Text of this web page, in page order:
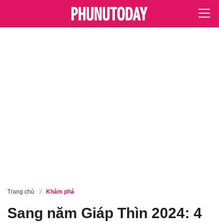
Trang chủ Khám phá
Sang năm Giáp Thìn 2024: 4